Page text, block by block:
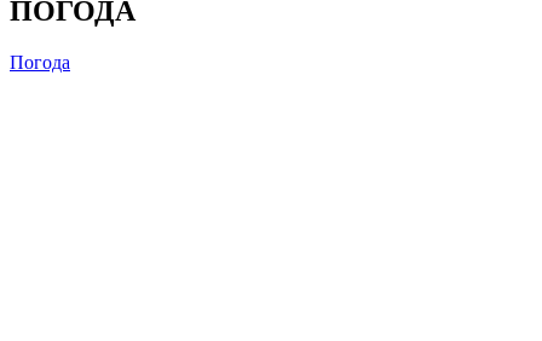
ПОГОДА
Погода